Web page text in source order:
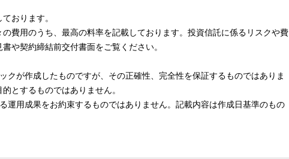
おります。
費用のうち、最高の料率を記載しております。投資信託に係るリスクや費
や契約締結前交付書面をご覧ください。
が作成したものですが、その正確性、完全性を保証するものではありま
とするものではありません。
用成果をお約束するものではありません。記載内容は作成日基準のもの